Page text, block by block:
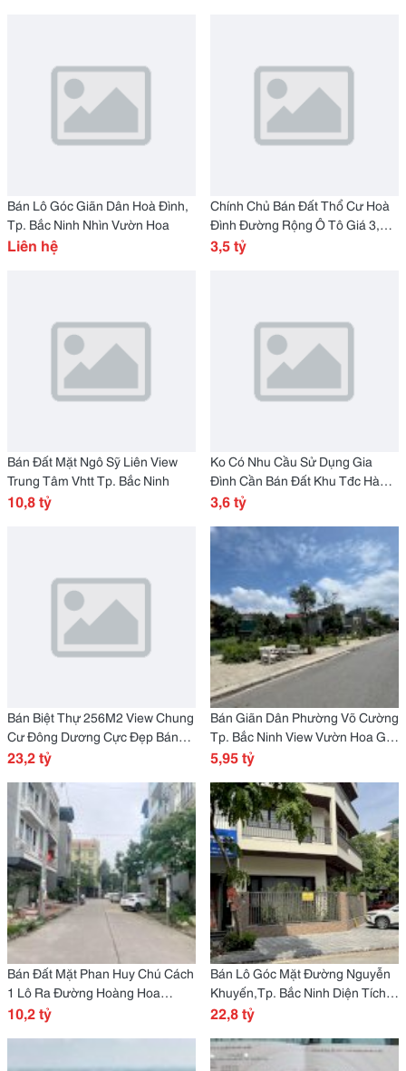
Bán Lô Góc Giãn Dân Hoà Đình,
Tp. Bắc Ninh Nhìn Vườn Hoa
Liên hệ
Chính Chủ Bán Đất Thổ Cư Hoà
Đình Đường Rộng Ô Tô Giá 3,5
Tỷ
3,5 tỷ
Bán Đất Mặt Ngô Sỹ Liên View
Trung Tâm Vhtt Tp. Bắc Ninh
10,8 tỷ
Ko Có Nhu Cầu Sử Dụng Gia
Đình Cần Bán Đất Khu Tđc Hà
Khẩu Tp. Hạ Long, Quảng Ninh
3,6 tỷ
Bán Biệt Thự 256M2 View Chung
Cư Đông Dương Cực Đẹp Bán
Giá Nhỉnh 23 Tỷ
23,2 tỷ
Bán Giãn Dân Phường Võ Cường
Tp. Bắc Ninh View Vườn Hoa Giá
5,95 Tỷ
5,95 tỷ
Bán Đất Mặt Phan Huy Chú Cách
1 Lô Ra Đường Hoàng Hoa
Thám Tp. Bắc Ninh
10,2 tỷ
Bán Lô Góc Mặt Đường Nguyễn
Khuyến,Tp. Bắc Ninh Diện Tích
158M2
22,8 tỷ